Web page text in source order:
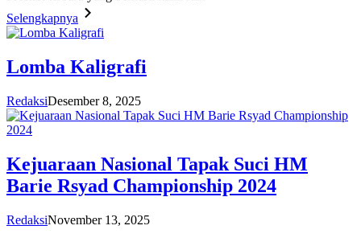
Selengkapnya
Lomba Kaligrafi
RedaksiDesember 8, 2025
Kejuaraan Nasional Tapak Suci HM
Barie Rsyad Championship 2024
RedaksiNovember 13, 2025